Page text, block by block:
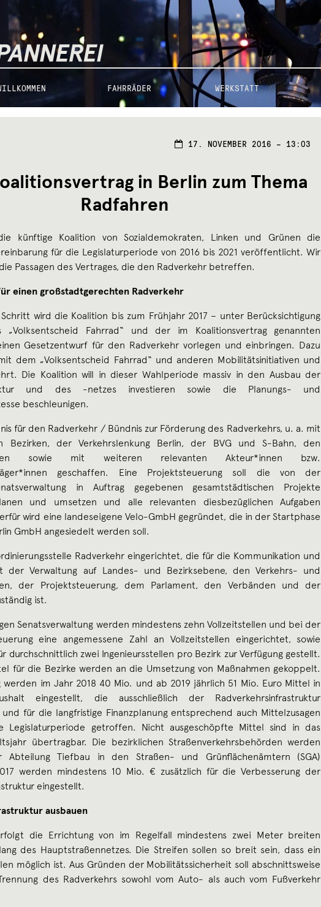
FAHRRÄDER WERKSTATT
17. NOVEMBER 2016 – 13:03
in Berlin zum Thema
Radfahren
künftige Koalition von Sozialdemokraten, Linken und Grünen die
für die Legislaturperiode von 2016 bis 2021 veröffentlicht. Wir
Passagen des Vertrages, die den Radverkehr betreffen.
einen großstadtgerechten Radverkehr
wird die Koalition bis zum Frühjahr 2017 – unter Berücksichtigung
Fahrrad“ und der im Koalitionsvertrag genannten
Gesetzentwurf für den Radverkehr vorlegen und einbringen. Dazu
dem „Volksentscheid Fahrrad“ und anderen Mobilitätsinitiativen und
Die Koalition will in dieser Wahlperiode massiv in den Ausbau der
und des -netzes investieren sowie die Planungs- und
beschleunigen.
für den Radverkehr / Bündnis zur Förderung des Radverkehrs, u. a. mit
Bezirken, der Verkehrslenkung Berlin, der BVG und S-Bahn, den
sowie mit weiteren relevanten Akteur*innen bzw.
geschaffen. Eine Projektsteuerung soll die von der
in Auftrag gegebenen gesamtstädtischen Projekte
und umsetzen und alle relevanten diesbezüglichen Aufgaben
wird eine landeseigene Velo-GmbH gegründet, die in der Startphase
GmbH angesiedelt werden soll.
Radverkehr eingerichtet, die für die Kommunikation und
der Verwaltung auf Landes- und Bezirksebene, den Verkehrs- und
der Projektsteuerung, dem Parlament, den Verbänden und der
ist.
Senatsverwaltung werden mindestens zehn Vollzeitstellen und bei der
eine angemessene Zahl an Vollzeitstellen eingerichtet, sowie
durchschnittlich zwei Ingenieursstellen pro Bezirk zur Verfügung gestellt.
für die Bezirke werden an die Umsetzung von Maßnahmen gekoppelt.
werden im Jahr 2018 40 Mio. und ab 2019 jährlich 51 Mio. Euro Mittel in
eingestellt, die ausschließlich der Radverkehrsinfrastruktur
für die langfristige Finanzplanung entsprechend auch Mittelzusagen
Legislaturperiode getroffen. Nicht ausgeschöpfte Mittel sind in das
übertragbar. Die bezirklichen Straßenverkehrsbehörden werden
Tiefbau in den Straßen- und Grünflächenämtern (SGA)
werden mindestens 10 Mio. € zusätzlich für die Verbesserung der
eingestellt.
ausbauen
die Errichtung von im Regelfall mindestens zwei Meter breiten
des Hauptstraßennetzes. Die Streifen sollen so breit sein, dass ein
möglich ist. Aus Gründen der Mobilitätssicherheit soll abschnittsweise
des Radverkehrs sowohl vom Auto- als auch vom Fußverkehr